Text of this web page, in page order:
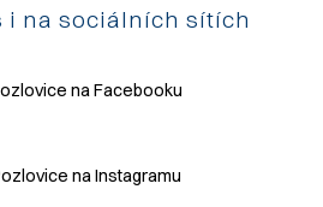
i na sociálních sítích
na Facebooku
na Instagramu